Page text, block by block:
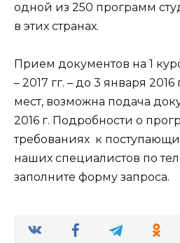
одной из 250 программ
в этих странах.
Прием документов на 1
– 2017 гг. – до 3 января
мест, возможна подача
2016 г. Подробности о
требованиях к
наших специалистов по
заполните форму запроса.